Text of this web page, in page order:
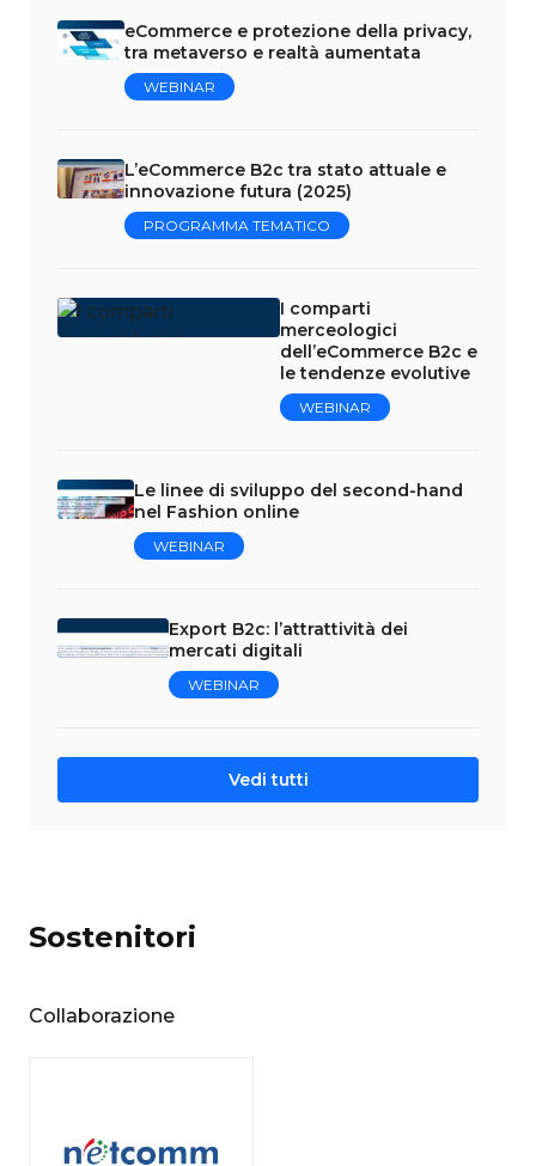
eCommerce e protezione della privacy,
tra metaverso e realtà aumentata
WEBINAR
L’eCommerce B2c tra stato attuale e
innovazione futura (2025)
PROGRAMMA TEMATICO
I comparti
merceologici
dell’eCommerce B2c e
le tendenze evolutive
WEBINAR
Le linee di sviluppo del second-hand
nel Fashion online
WEBINAR
Export B2c: l’attrattività dei
mercati digitali
WEBINAR
Vedi tutti
Sostenitori
Collaborazione